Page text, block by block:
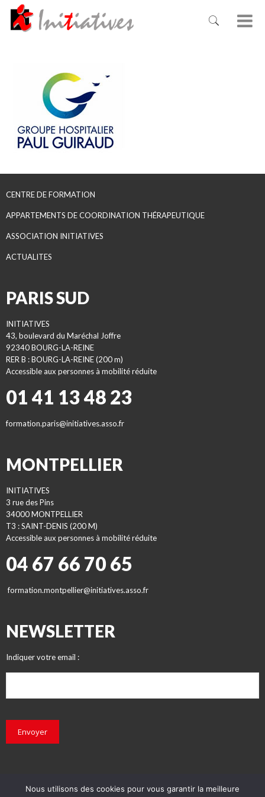
CENTRE DE FORMATION
APPARTEMENTS DE COORDINATION THÉRAPEUTIQUE
ASSOCIATION INITIATIVES
ACTUALITES
PARIS SUD
INITIATIVES
43, boulevard du Maréchal Joffre
92340 BOURG-LA-REINE
RER B : BOURG-LA-REINE (200 m)
Accessible aux personnes à mobilité réduite
01 41 13 48 23
formation.paris@initiatives.asso.fr
MONTPELLIER
INITIATIVES
3 rue des Pins
34000 MONTPELLIER
T3 : SAINT-DENIS (200 M)
Accessible aux personnes à mobilité réduite
04 67 66 70 65
formation.montpellier@initiatives.asso.fr
NEWSLETTER
Indiquer votre email :
Envoyer
Nous utilisons des cookies pour vous garantir la meilleure